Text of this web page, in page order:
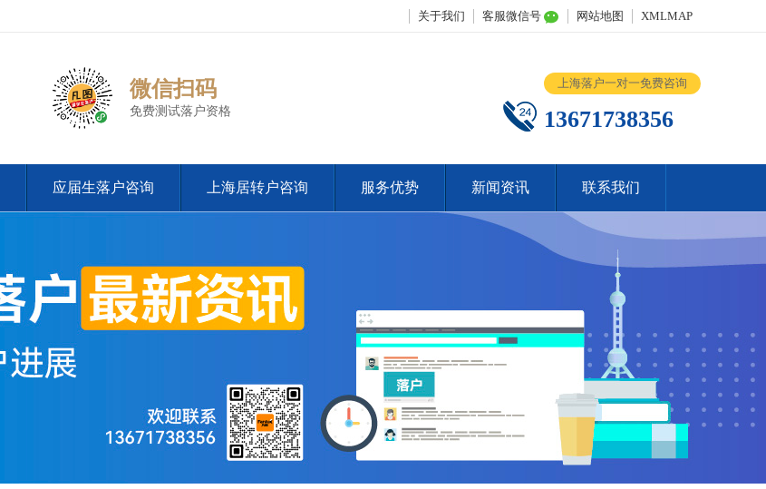
关于我们 客服微信号 网站地图 XMLMAP
微信扫码
免费测试落户资格
上海落户一对一免费咨询
13671738356
应届生落户咨询 上海居转户咨询 服务优势 新闻资讯 联系我们